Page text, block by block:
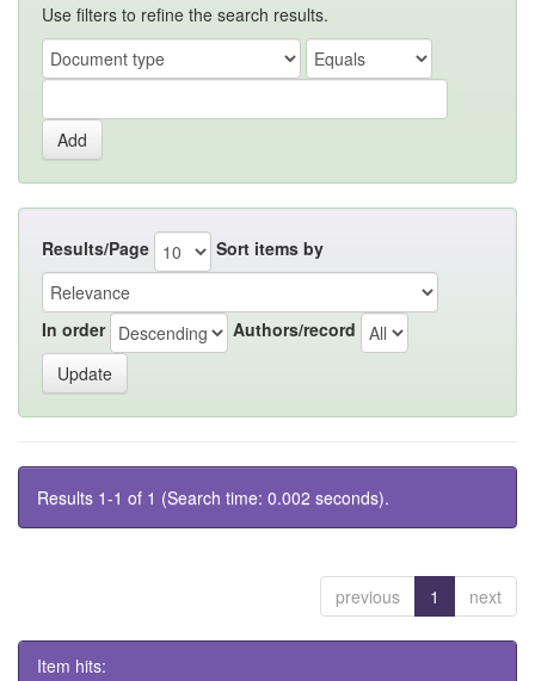
Use filters to refine the search results.
Results/Page Sort items by
In order Authors/record
Results 1-1 of 1 (Search time: 0.002 seconds).
previous 1 next
Item hits: